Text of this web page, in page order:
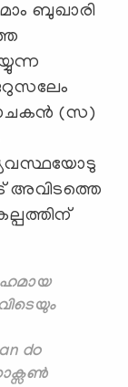
ബുഖാരി
(സ)
അവിടത്തെ
do